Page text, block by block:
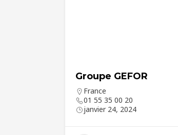
Groupe GEFOR
France
01 55 35 00 20
janvier 24, 2024